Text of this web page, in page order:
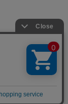
クッキー)を
シーポリシーを